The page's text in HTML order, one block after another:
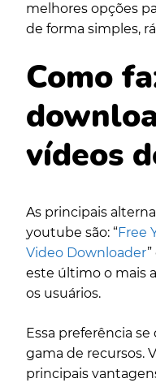
melhores opções
de forma simples,
Como
vídeos
As principais
youtube são: “Free
Video Downloader
este último o mais
os usuários.
Essa preferência
gama de recursos.
principais